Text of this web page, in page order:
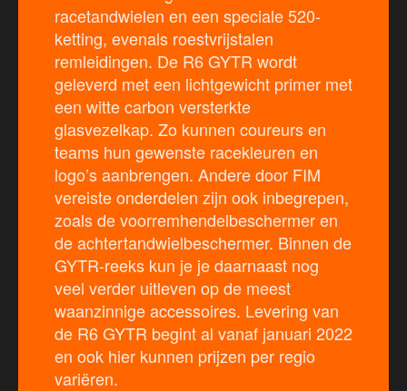
racetandwielen en een speciale 520-
ketting, evenals roestvrijstalen
remleidingen. De R6 GYTR wordt
geleverd met een lichtgewicht primer met
een witte carbon versterkte
glasvezelkap. Zo kunnen coureurs en
teams hun gewenste racekleuren en
logo’s aanbrengen. Andere door FIM
vereiste onderdelen zijn ook inbegrepen,
zoals de voorremhendelbeschermer en
de achtertandwielbeschermer. Binnen de
GYTR-reeks kun je je daarnaast nog
veel verder uitleven op de meest
waanzinnige accessoires. Levering van
de R6 GYTR begint al vanaf januari 2022
en ook hier kunnen prijzen per regio
variëren.